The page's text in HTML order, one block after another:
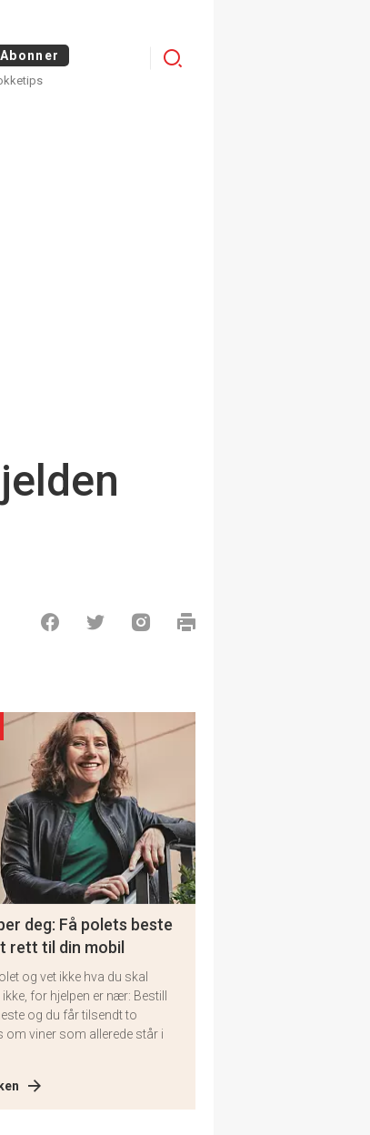
Abonner
Logg
deg: Få polets beste
rett til din mobil
og vet ikke hva du skal
for hjelpen er nær: Bestill
og du får tilsendt to
om viner som allerede står i